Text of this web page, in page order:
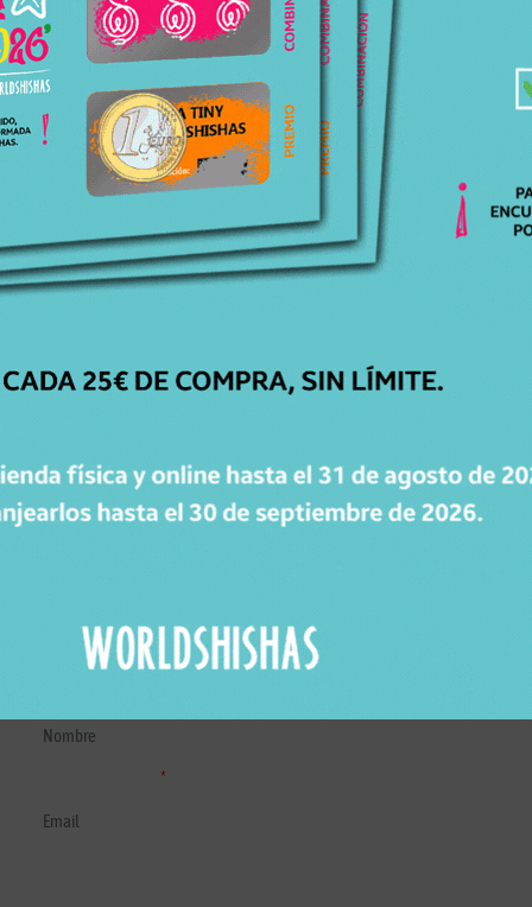
ENVÍOS
GRATIS
Para pedidos superiores a 30€ en península.
ENTREGA
EN 24H-48H
DEVOLUCIÓN
Dispones de 15 días para cambiar de opinión.
Recibe novedades, consejos y promociones de Worldshishas.